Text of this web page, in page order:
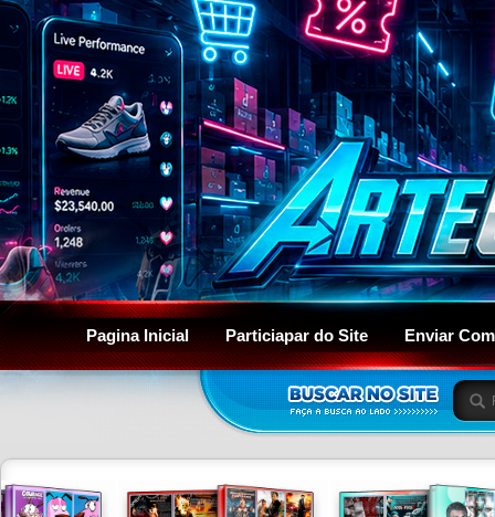
Pagina Inicial Particiapar do Site Enviar